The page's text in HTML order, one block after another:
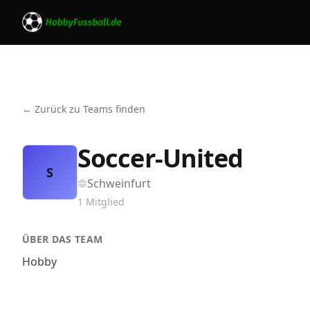
← Zurück zu Teams finden
S Soccer-United
Schweinfurt
1 Mitglied
ÜBER DAS TEAM
Hobby